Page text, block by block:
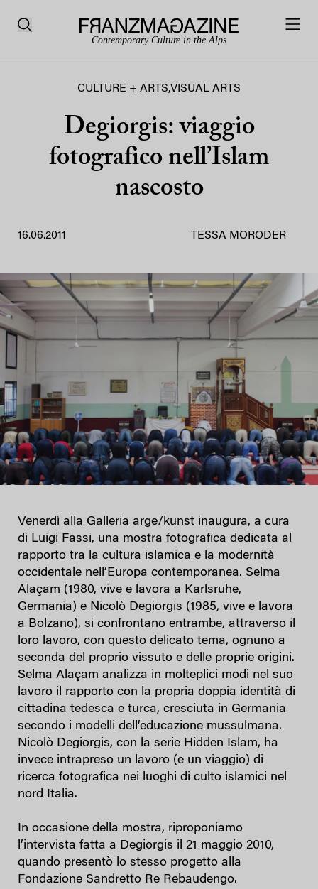
Contemporary Culture in the Alps
CULTURE + ARTS,VISUAL ARTS
Degiorgis: viaggio
fotografico nell’Islam
nascosto
16.06.2011 TESSA MORODER
Venerdì alla Galleria arge/kunst inaugura, a cura
di Luigi Fassi, una mostra fotografica dedicata al
rapporto tra la cultura islamica e la modernità
occidentale nell’Europa contemporanea. Selma
Alaçam (1980, vive e lavora a Karlsruhe,
Germania) e Nicolò Degiorgis (1985, vive e lavora
a Bolzano), si confrontano entrambe, attraverso il
loro lavoro, con questo delicato tema, ognuno a
seconda del proprio vissuto e delle proprie origini.
Selma Alaçam analizza in molteplici modi nel suo
lavoro il rapporto con la propria doppia identità di
cittadina tedesca e turca, cresciuta in Germania
secondo i modelli dell’educazione mussulmana.
Nicolò Degiorgis, con la serie Hidden Islam, ha
invece intrapreso un lavoro (e un viaggio) di
ricerca fotografica nei luoghi di culto islamici nel
nord Italia.
In occasione della mostra, riproponiamo
l’intervista fatta a Degiorgis il 21 maggio 2010,
quando presentò lo stesso progetto alla
Fondazione Sandretto Re Rebaudengo.